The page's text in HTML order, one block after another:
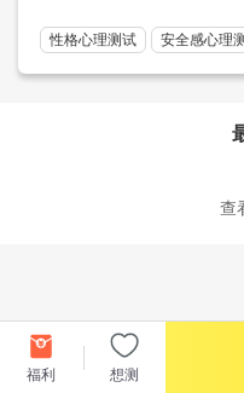
性格心理测试 安全感心理
查
福利 想测